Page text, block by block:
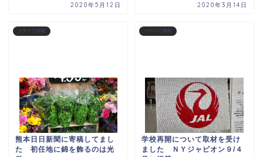
2020年5月12日 2020年3月14日
メディア掲載
熊本日日新聞に寄稿してまし
た 初任地に錦を飾るのは光
メディア掲載
学校再開について取材を受け
ました ＮＹジャピオン９/４